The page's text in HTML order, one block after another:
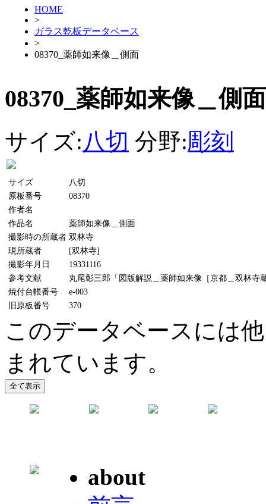
HOME
>
ガラス乾板データベース
>
08370_薬師如来像＿側面
08370_薬師如来像＿側面
サイズ:八切 分野:彫刻
サイズ
八切
原板番号
08370
作者名
作品名
薬師如来像＿側面
撮影時の所蔵者 双林寺
現所蔵者
[双林寺]
撮影年月日
19331116
参考文献
丸尾彰三郎「図版解説＿薬師如来像［京都＿双林寺
焼付台帳番号
e-003
旧原板番号
370
このデータベースには
まれています。
about